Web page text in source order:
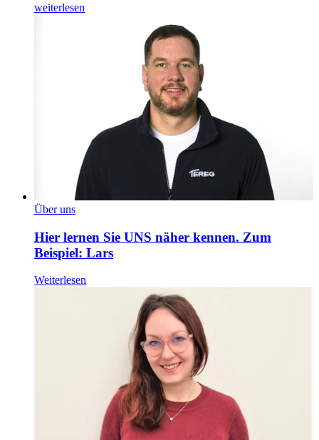
weiterlesen
Über uns
Hier lernen Sie UNS näher kennen. Zum
Beispiel: Lars
Weiterlesen